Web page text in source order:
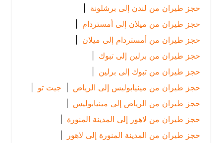
حجز طيران من لندن إلى برشلونة
|
حجز طيران من ميلان إلى أمستردام |
حجز طيران من أمستردام إلى ميلان |
حجز طيران من برلين إلى تبوك
|
حجز طيران من تبوك إلى برلين |
حجز طيران من مينيابوليس إلى الرياض
| جيت تو |
حجز طيران من الرياض إلى مينيابوليس |
حجز طيران من لاهور إلى المدينة المنورة |
حجز طيران من المدينة المنورة إلى لاهور |